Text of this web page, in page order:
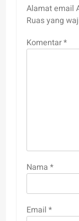
Alamat email
Ruas yang
Komentar*
Nama *
Email *